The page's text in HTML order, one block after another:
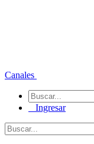
Canales
Ingresar